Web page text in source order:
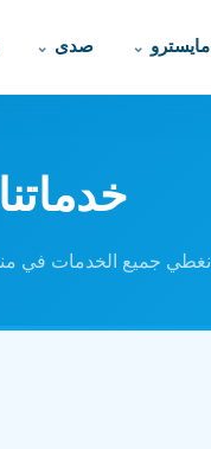
مايسترو صدى
نغطي جميع الخدمات في